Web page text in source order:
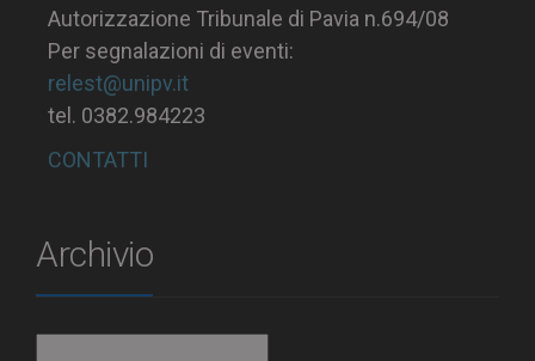
Autorizzazione Tribunale di Pavia n.694/08
Per segnalazioni di eventi:
relest@unipv.it
tel. 0382.984223
CONTATTI
Archivio